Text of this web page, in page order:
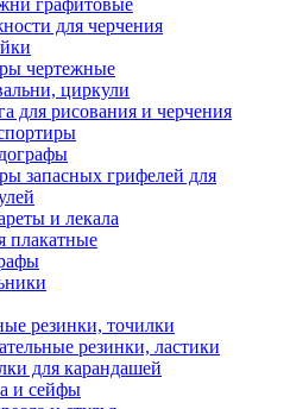
графитовые
для черчения
чертежные
циркули
для рисования и черчения
запасных грифелей для
и лекала
плакатные
резинки, точилки
резинки, ластики
для карандашей
и сейфы